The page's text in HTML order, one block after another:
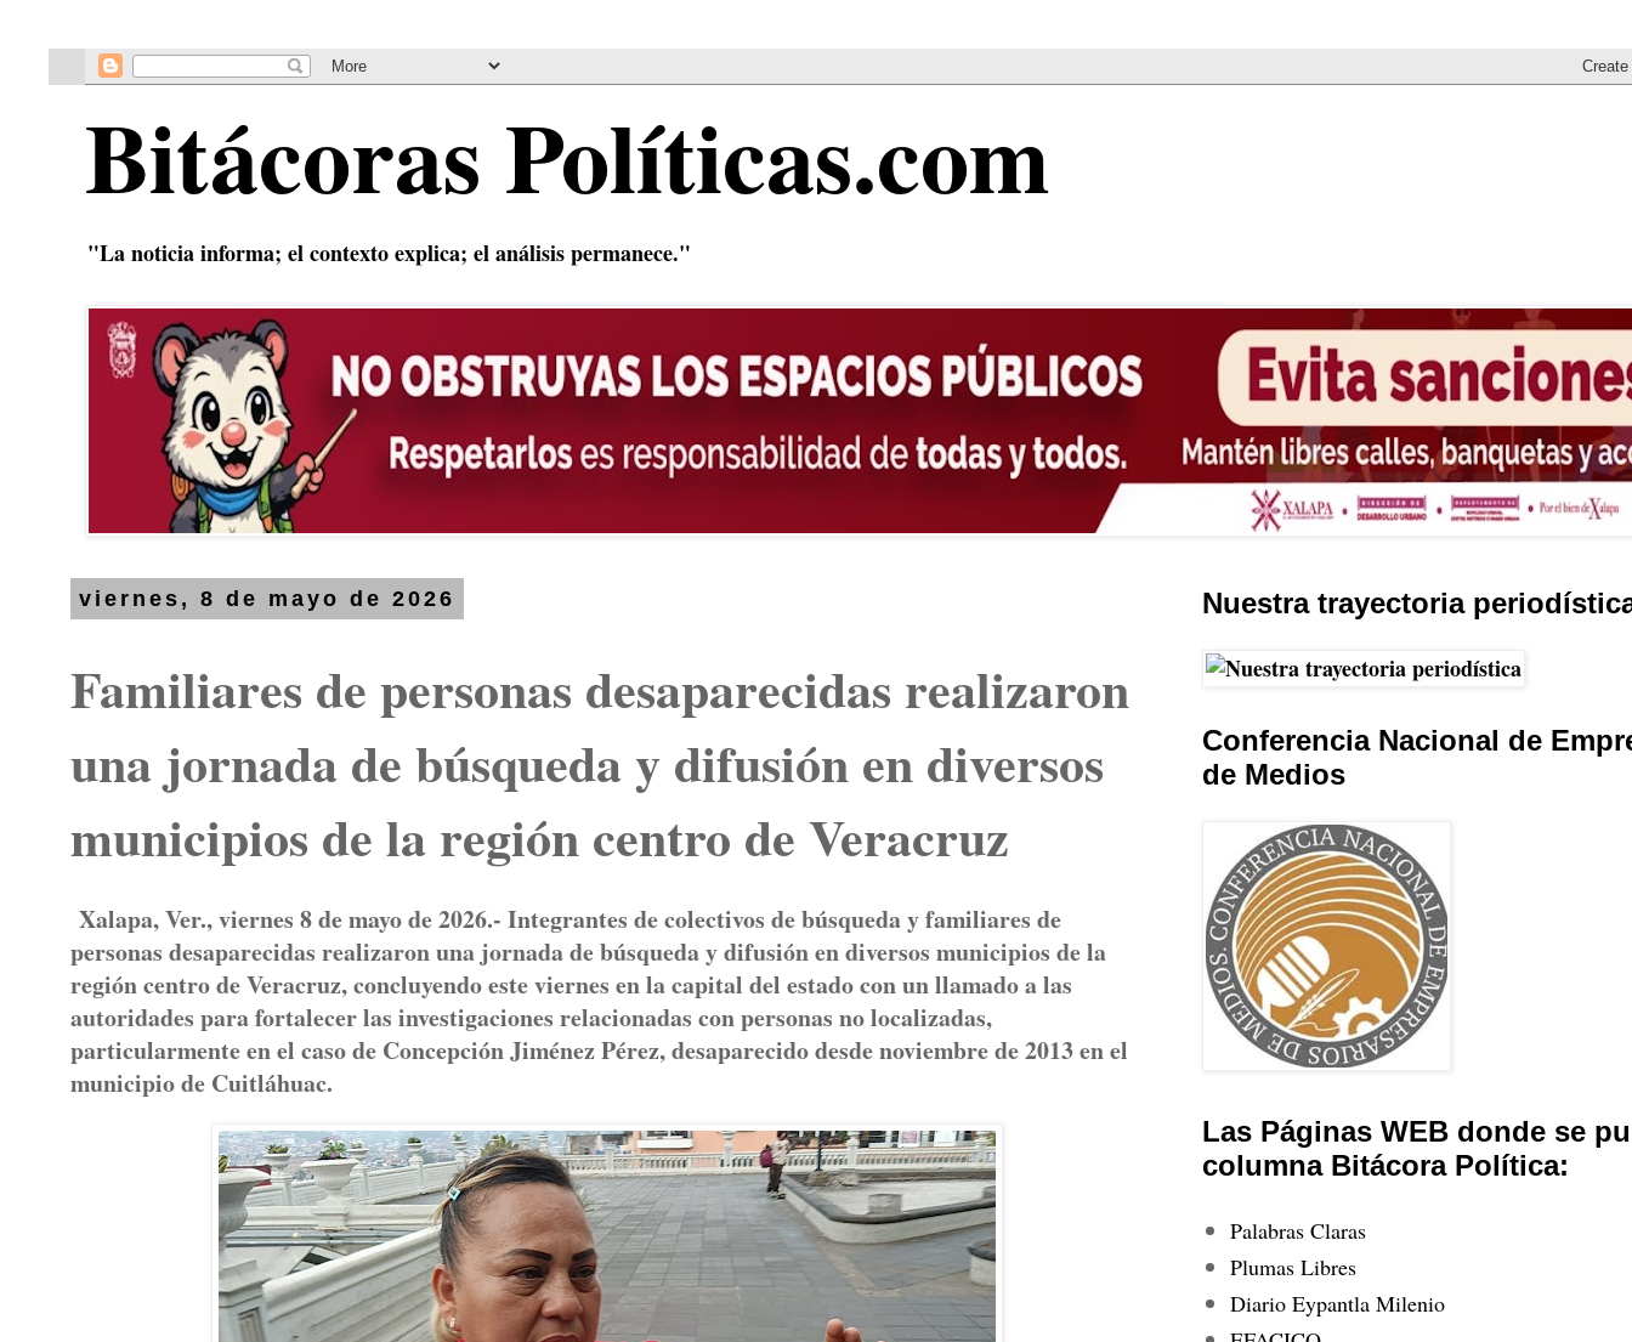
Bitácoras Políticas.com
"La noticia informa; el contexto explica; el análisis permanece."
viernes, 8 de mayo de 2026
Familiares de personas desaparecidas realizaron
una jornada de búsqueda y difusión en diversos
municipios de la región centro de Veracruz
Xalapa, Ver., viernes 8 de mayo de 2026.- Integrantes de colectivos de búsqueda y familiares de
personas desaparecidas realizaron una jornada de búsqueda y difusión en diversos municipios de la
región centro de Veracruz, concluyendo este viernes en la capital del estado con un llamado a las
autoridades para fortalecer las investigaciones relacionadas con personas no localizadas,
particularmente en el caso de Concepción Jiménez Pérez, desaparecido desde noviembre de 2013 en el
municipio de Cuitláhuac.
Nuestra trayectoria
Conferencia Nacional de
de Medios
Las Páginas WEB donde se
columna Bitácora Política:
Palabras Claras
Plumas Libres
Diario Eypantla Milenio